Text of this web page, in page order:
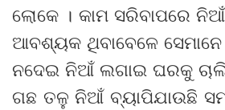
ଲୋକେ । କାମ ସରିବାପରେ
ଆବଶ୍ୟକ ଥିବାବେଳେ
ନଦେଇ ନିଆଁ ଲଗାଇ ଘରକୁ
ଗଛ ତଳୁ ନିଆଁ ବ୍ୟାପିଯାଉଛି